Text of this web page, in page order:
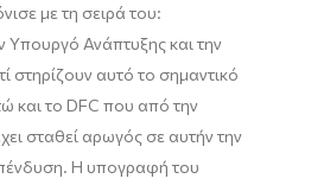
με τη σειρά του:
Υπουργό Ανάπτυξης και την
στηρίζουν αυτό το σημαντικό
και το DFC που από την
σταθεί αρωγός σε αυτήν την
Η υπογραφή του